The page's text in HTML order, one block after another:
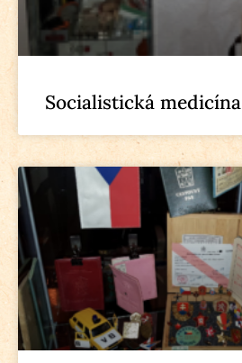
Socialistická medicína